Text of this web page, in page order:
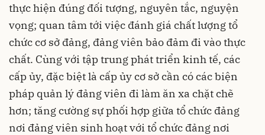
thực hiện đúng đối tượng, nguyên tắc, nguyện
vọng; quan tâm tới việc đánh giá chất lượng tổ
chức cơ sở đảng, đảng viên bảo đảm đi vào thực
chất. Cùng với tập trung phát triển kinh tế, các
cấp ủy, đặc biệt là cấp ủy cơ sở cần có các biện
pháp quản lý đảng viên đi làm ăn xa chặt chẽ
hơn; tăng cường sự phối hợp giữa tổ chức đảng
nơi đảng viên sinh hoạt với tổ chức đảng nơi